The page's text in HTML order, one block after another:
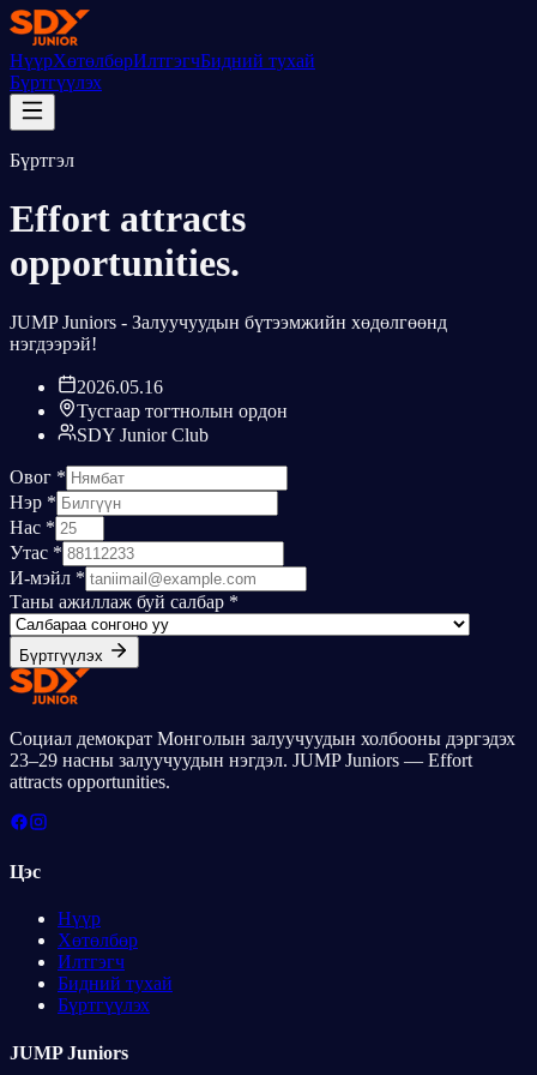
НүүрХөтөлбөрИлтгэгчБидний тухай
Бүртгүүлэх
Бүртгэл
Effort attracts
opportunities.
JUMP Juniors - Залуучуудын бүтээмжийн хөдөлгөөнд
нэгдээрэй!
2026.05.16
Тусгаар тогтнолын ордон
SDY Junior Club
Овог *
Нэр *
Нас *
Утас *
И-мэйл *
Таны ажиллаж буй салбар *
Бүртгүүлэх
Социал демократ Монголын залуучуудын холбооны дэргэдэх
23–29 насны залуучуудын нэгдэл. JUMP Juniors — Effort
attracts opportunities.
Цэс
Нүүр
Хөтөлбөр
Илтгэгч
Бидний тухай
Бүртгүүлэх
JUMP Juniors